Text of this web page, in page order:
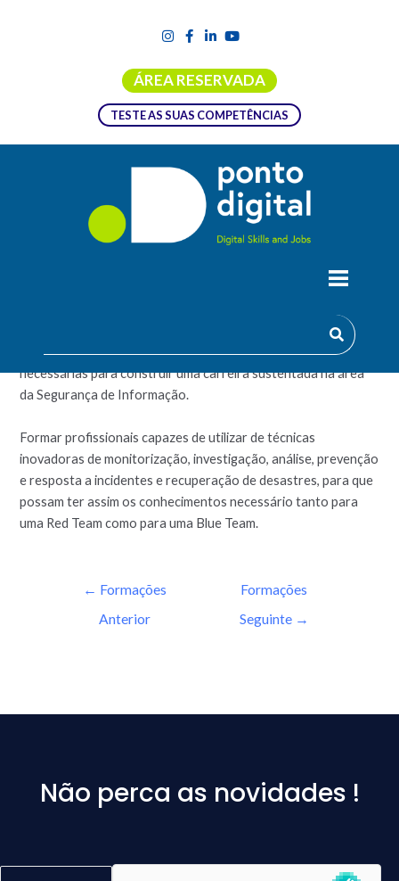
ÁREA RESERVADA
TESTE AS SUAS COMPETÊNCIAS
ACADEMIA ANALISTA DE SEGURANÇA
Esta Academia irá fornecer-lhe as competências técnicas
necessárias para construir uma carreira sustentada na área
da Segurança de Informação.
Formar profissionais capazes de utilizar de técnicas
inovadoras de monitorização, investigação, análise, prevenção
e resposta a incidentes e recuperação de desastres, para que
possam ter assim os conhecimentos necessário tanto para
uma Red Team como para uma Blue Team.
← Formações
Anterior
Formações
Seguinte →
Não perca as novidades !